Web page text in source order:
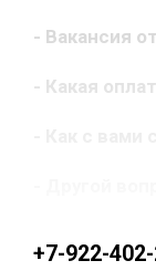
- Вакансия
- Какая
+7-922-